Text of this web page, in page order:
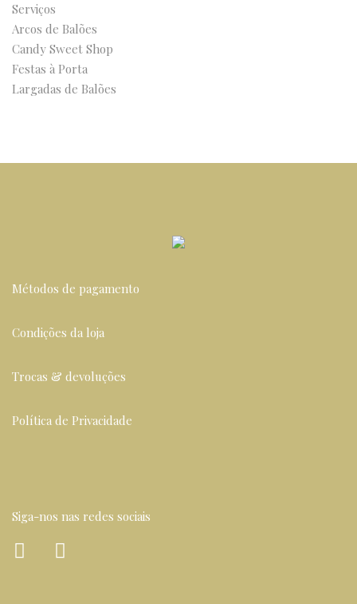
Serviços
Arcos de Balões
Candy Sweet Shop
Festas à Porta
Largadas de Balões
Métodos de pagamento
Condições da loja
Trocas & devoluções
Política de Privacidade
Siga-nos nas redes sociais